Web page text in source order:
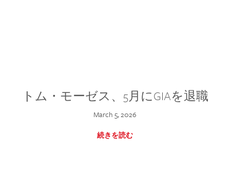
トム・モーゼス、5月にGIAを退職
March 5, 2026
続きを読む